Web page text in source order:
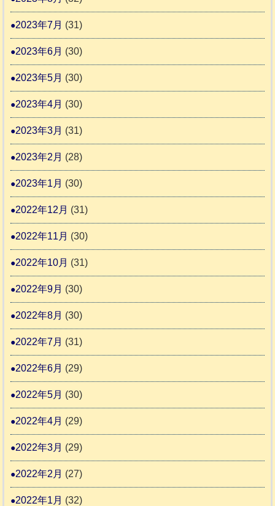
2023年7月 (31)
2023年6月 (30)
2023年5月 (30)
2023年4月 (30)
2023年3月 (31)
2023年2月 (28)
2023年1月 (30)
2022年12月 (31)
2022年11月 (30)
2022年10月 (31)
2022年9月 (30)
2022年8月 (30)
2022年7月 (31)
2022年6月 (29)
2022年5月 (30)
2022年4月 (29)
2022年3月 (29)
2022年2月 (27)
2022年1月 (32)